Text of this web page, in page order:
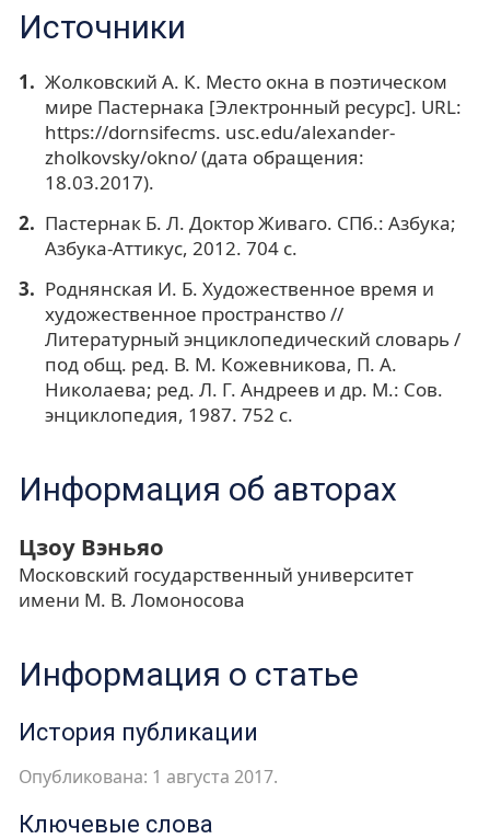
Источники
Жолковский А. К. Место окна в поэтическом
мире Пастернака [Электронный ресурс]. URL:
https://dornsifecms. usc.edu/alexander-
zholkovsky/okno/ (дата обращения:
18.03.2017).
Пастернак Б. Л. Доктор Живаго. СПб.: Азбука;
Азбука-Аттикус, 2012. 704 с.
Роднянская И. Б. Художественное время и
художественное пространство //
Литературный энциклопедический словарь /
под общ. ред. В. М. Кожевникова, П. А.
Николаева; ред. Л. Г. Андреев и др. М.: Сов.
энциклопедия, 1987. 752 с.
Информация об авторах
Цзоу Вэньяо
Московский государственный университет
имени М. В. Ломоносова
Информация о статье
История публикации
Опубликована: 1 августа 2017.
Ключевые слова